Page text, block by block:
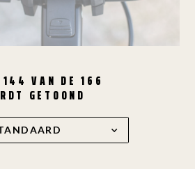
VAN DE 166
GETOOND